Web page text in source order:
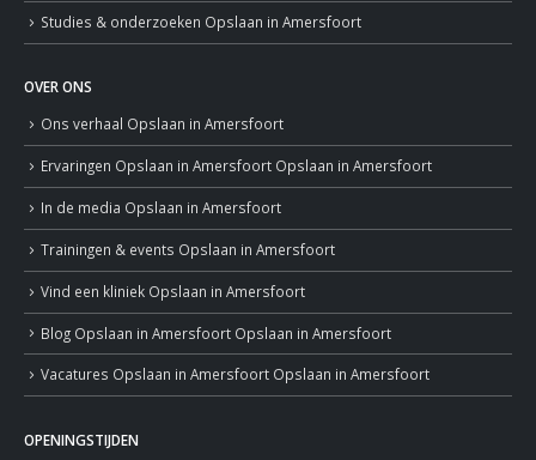
Studies & onderzoeken Opslaan in Amersfoort
OVER ONS
Ons verhaal Opslaan in Amersfoort
Ervaringen Opslaan in Amersfoort Opslaan in Amersfoort
In de media Opslaan in Amersfoort
Trainingen & events Opslaan in Amersfoort
Vind een kliniek Opslaan in Amersfoort
Blog Opslaan in Amersfoort Opslaan in Amersfoort
Vacatures Opslaan in Amersfoort Opslaan in Amersfoort
OPENINGSTIJDEN